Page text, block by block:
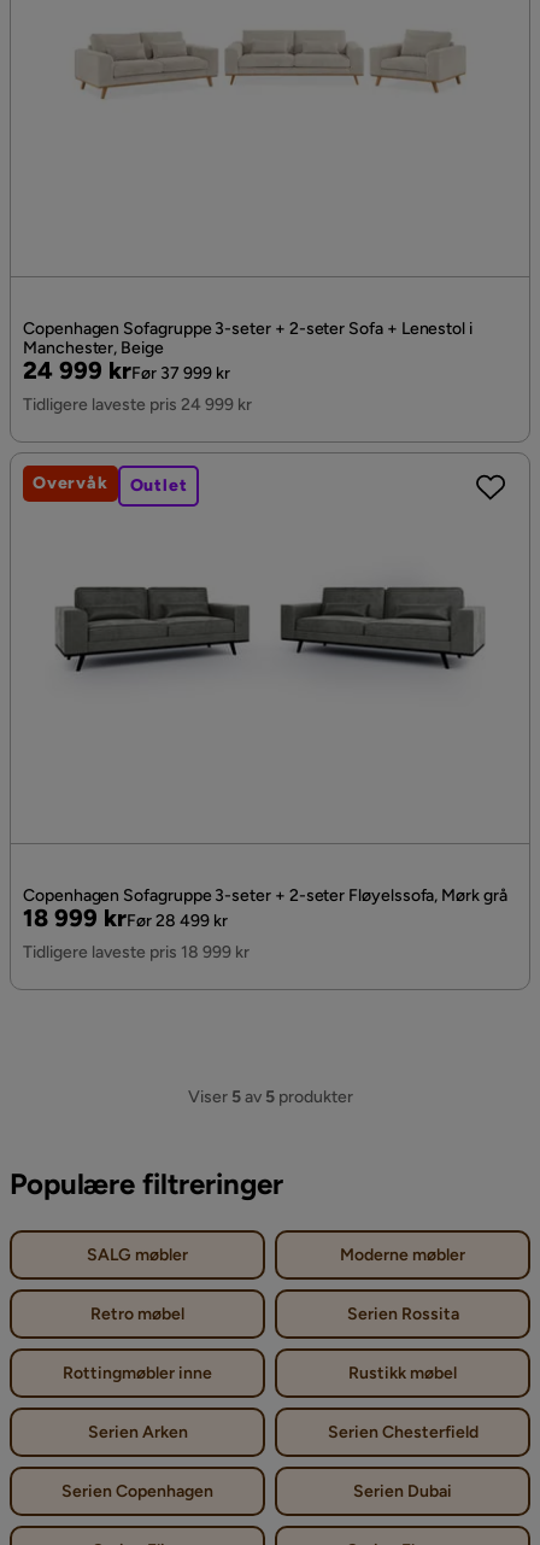
Copenhagen Sofagruppe 3-seter + 2-seter Sofa + Lenestol i
Manchester, Beige
Pris
24 999 kr
Original
Pris
Før 37 999 kr
Tidligere laveste pris 24 999 kr
Copenhagen Sofagruppe 3-seter + 2-seter Fløyelssofa, Mørk grå
Pris
18 999 kr
Original
Pris
Før 28 499 kr
Tidligere laveste pris 18 999 kr
Overvåk Outlet
Viser 5av 5produkter
Populære filtreringer
SALG møbler Moderne møbler
Retro møbel Serien Rossita
Rottingmøbler inne Rustikk møbel
Serien Arken Serien Chesterfield
Serien Copenhagen Serien Dubai